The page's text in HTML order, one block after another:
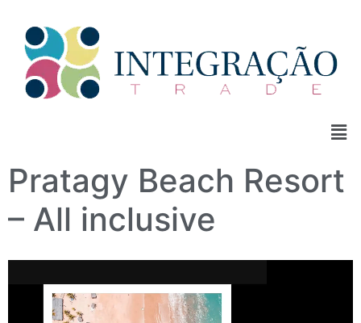
Pratagy Beach Resort
– All inclusive